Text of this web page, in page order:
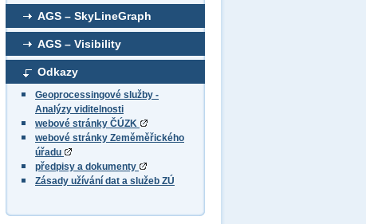
AGS – SkyLineGraph
AGS – Visibility
Odkazy
Geoprocessingové služby -
Analýzy viditelnosti
webové stránky ČÚZK
webové stránky Zeměměřického
úřadu
předpisy a dokumenty
Zásady užívání dat a služeb ZÚ